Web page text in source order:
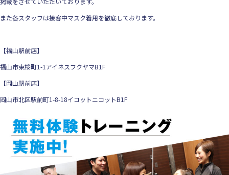
また各スタッフは接客中マスク着用を徹底しております。
【福山駅前店】
福山市東桜町1-1アイネスフクヤマB1F
【岡山駅前店】
岡山市北区駅前町1-8-18イコットニコットB1F